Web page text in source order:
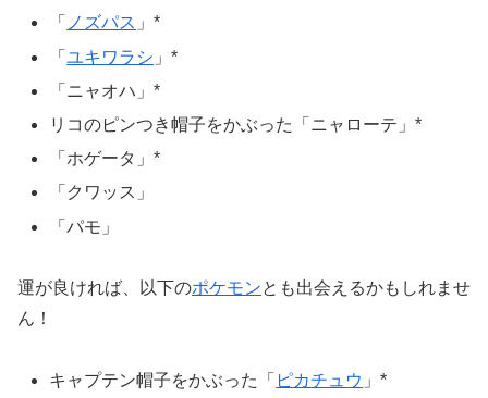
「 ノズパス 」*
「ユキワラシ 」*
「ニャオハ」*
リコのピンつき帽子をかぶった「ニャローテ」*
「ホゲータ」*
「クワッス」
「パモ」
運が良ければ、以下のポケモンとも出会えるかもしれませ
ん！
キャプテン帽子をかぶった「 ピカチュウ 」*